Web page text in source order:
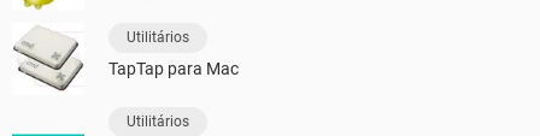
Utilitários
TapTap para Mac
Utilitários